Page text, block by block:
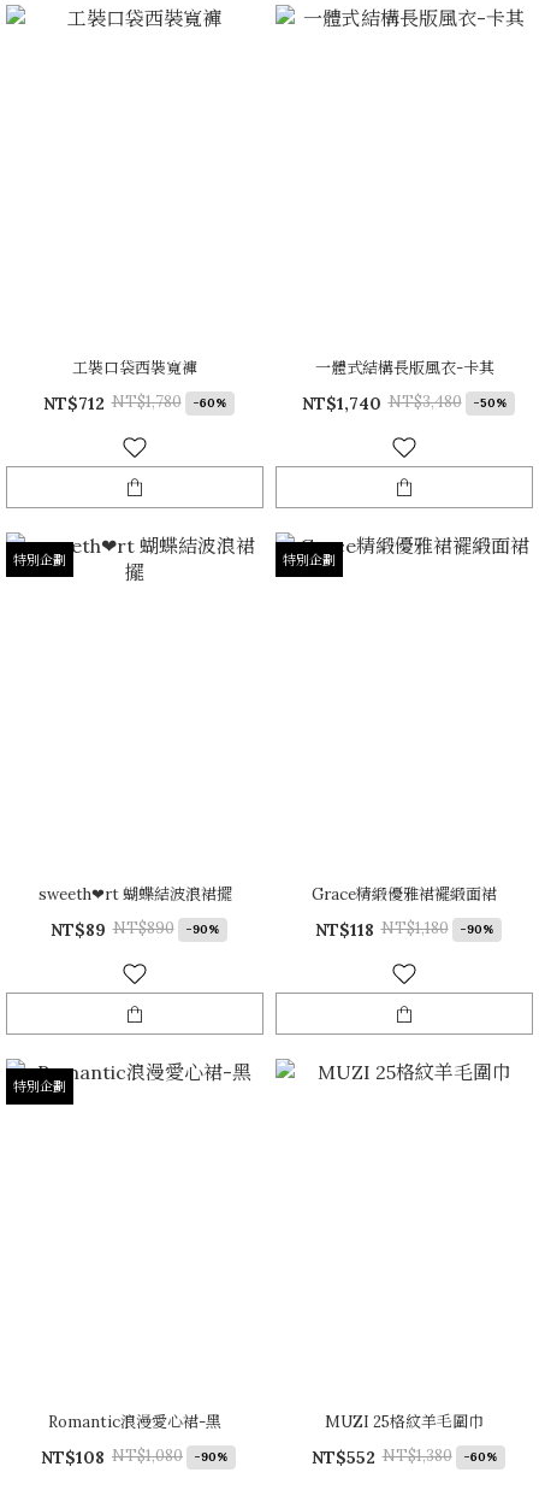
工裝口袋西裝寬褲
NT$712 NT$1,780 -60%
一體式結構長版風衣-卡其
NT$1,740 NT$3,480 -50%
特別企劃
sweeth❤rt 蝴蝶結波浪裙擺
NT$89 NT$890 -90%
特別企劃
Grace精緞優雅裙襬緞面裙
NT$118 NT$1,180 -90%
特別企劃
Romantic浪漫愛心裙-黑
NT$108 NT$1,080 -90%
MUZI 25格紋羊毛圍巾
NT$552 NT$1,380 -60%